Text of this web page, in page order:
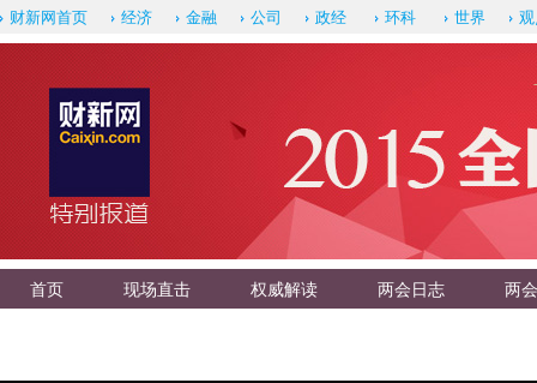
财新网首页 经济 金融 公司 政经 环科 世界
首页 现场直击 权威解读 两会日志 两